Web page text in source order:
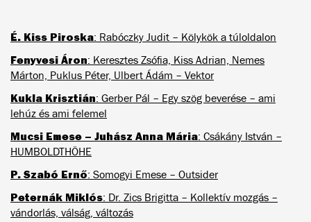
É. Kiss Piroska: Rabóczky Judit – Kölykök a túloldalon
Fenyvesi Áron: Keresztes Zsófia, Kiss Adrian, Nemes
Márton, Puklus Péter, Ulbert Ádám – Vektor
Kukla Krisztián: Gerber Pál – Egy szög beverése – ami
lehúz és ami felemel
Mucsi Emese – Juhász Anna Mária: Csákány István –
HUMBOLDTHÖHE
P. Szabó Ernő: Somogyi Emese – Outsider
Peternák Miklós: Dr. Zics Brigitta – Kollektív mozgás –
vándorlás, válság, változás